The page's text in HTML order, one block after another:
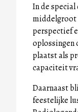
In de special
middelgroot
perspectief
oplossingen
plaatst als
capaciteit
Daarnaast
feestelijke